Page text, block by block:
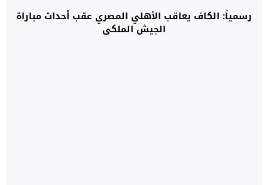
رسمياً: الكاف يعاقب الأهلي المصري عقب أحداث مباراة
الجيش الملكي